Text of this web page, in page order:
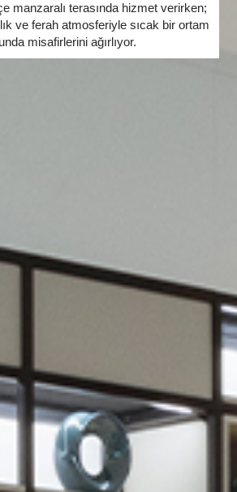
manzaralı terasında hizmet verirken;
ve ferah atmosferiyle sıcak bir ortam
misafirlerini ağırlıyor.